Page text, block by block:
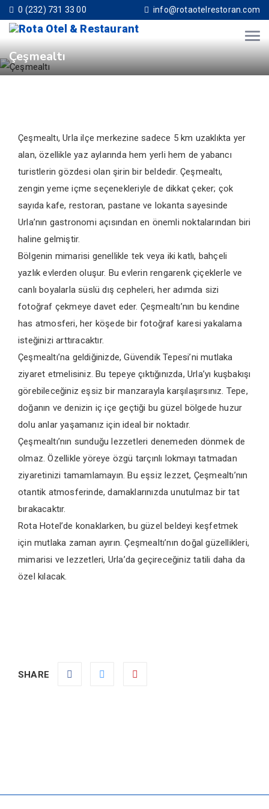
0 (232) 731 33 00 info@rotaotelrestoran.com
Çeşmealtı
Çeşmealtı, Urla ilçe merkezine sadece 5 km uzaklıkta yer
alan, özellikle yaz aylarında hem yerli hem de yabancı
turistlerin gözdesi olan şirin bir beldedir. Çeşmealtı,
zengin yeme içme seçenekleriyle de dikkat çeker; çok
sayıda kafe, restoran, pastane ve lokanta sayesinde
Urla’nın gastronomi açısından en önemli noktalarından biri
haline gelmiştir.
Bölgenin mimarisi genellikle tek veya iki katlı, bahçeli
yazlık evlerden oluşur. Bu evlerin rengarenk çiçeklerle ve
canlı boyalarla süslü dış cepheleri, her adımda sizi
fotoğraf çekmeye davet eder. Çeşmealtı’nın bu kendine
has atmosferi, her köşede bir fotoğraf karesi yakalama
isteğinizi arttıracaktır.
Çeşmealtı’na geldiğinizde, Güvendik Tepesi’ni mutlaka
ziyaret etmelisiniz. Bu tepeye çıktığınızda, Urla’yı kuşbakışı
görebileceğiniz eşsiz bir manzarayla karşılaşırsınız. Tepe,
doğanın ve denizin iç içe geçtiği bu güzel bölgede huzur
dolu anlar yaşamanız için ideal bir noktadır.
Çeşmealtı’nın sunduğu lezzetleri denemeden dönmek de
olmaz. Özellikle yöreye özgü tarçınlı lokmayı tatmadan
ziyaretinizi tamamlamayın. Bu eşsiz lezzet, Çeşmealtı’nın
otantik atmosferinde, damaklarınızda unutulmaz bir tat
bırakacaktır.
Rota Hotel’de konaklarken, bu güzel beldeyi keşfetmek
için mutlaka zaman ayırın. Çeşmealtı’nın doğal güzellikleri,
mimarisi ve lezzetleri, Urla’da geçireceğiniz tatili daha da
özel kılacak.
SHARE